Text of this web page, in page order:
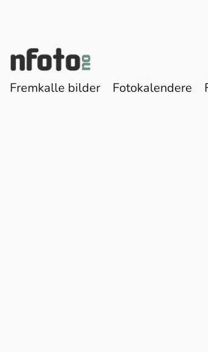
Fremkalle bilder Fotokalendere